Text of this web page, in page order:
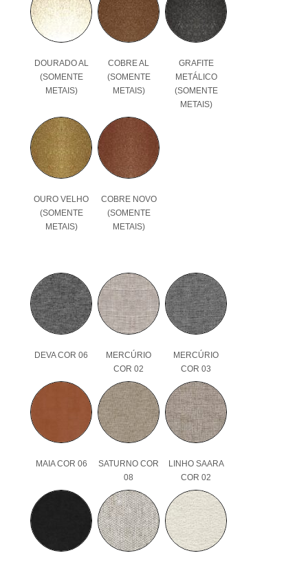
DOURADO AL
(SOMENTE
METAIS)
COBRE AL
(SOMENTE
METAIS)
GRAFITE
METÁLICO
(SOMENTE
METAIS)
OURO VELHO
(SOMENTE
METAIS)
COBRE NOVO
(SOMENTE
METAIS)
DEVA COR 06
MERCÚRIO
COR 02
MERCÚRIO
COR 03
MAIA COR 06
SATURNO COR
08
LINHO SAARA
COR 02